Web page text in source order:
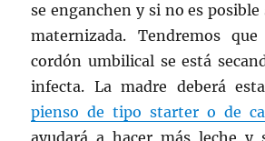
se enganchen y si no es posible
maternizada. Tendremos
cordón umbilical se está
infecta. La madre deberá
pienso de tipo starter o de